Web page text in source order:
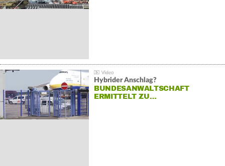
Hybrider Anschlag?
BUNDESANWALTSCHAFT
ERMITTELT ZU…